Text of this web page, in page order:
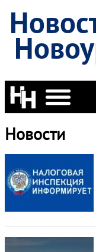
Новости